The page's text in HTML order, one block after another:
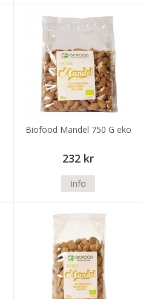
Biofood Mandel 750 G eko
232 kr
Info